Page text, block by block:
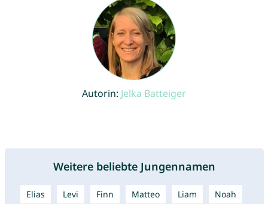
Autorin: Jelka Batteiger
Weitere beliebte Jungennamen
Elias Levi Finn Matteo Liam Noah